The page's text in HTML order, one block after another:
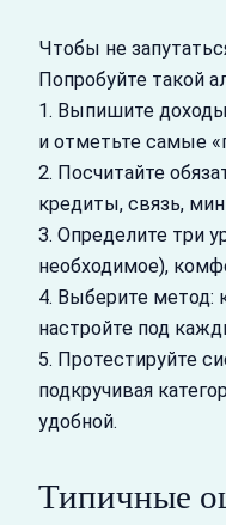
Чтобы не
Попробуйте такой
1. Выпишите
и отметьте самые
2. Посчитайте
кредиты, связь,
3. Определите три
необходимое),
4. Выберите метод:
настройте под
5. Протестируйте
подкручивая
удобной.
Типичные